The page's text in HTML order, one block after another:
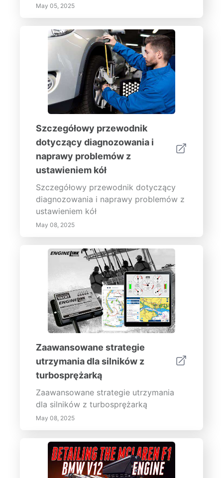
jednostkach wydajności i oszczędności
ważne do dzisiaj. Przeglądaj nasz
kompleksowy przewodnik dla
turbosprężarek, aby dowiedzieć się
więcej o tej technologie.
May 05, 2025
Szczegółowy przewodnik
dotyczący diagnozowania i
naprawy problemów z
ustawieniem kół
Szczegółowy przewodnik dotyczący
diagnozowania i naprawy problemów z
ustawieniem kół
May 08, 2025
Zaawansowane strategie
utrzymania dla silników z
turbosprężarką
Zaawansowane strategie utrzymania
dla silników z turbosprężarką
May 08, 2025